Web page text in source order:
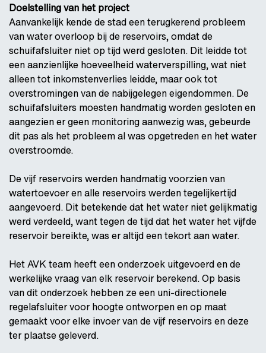
Doelstelling van het project
Aanvankelijk kende de stad een terugkerend probleem
van water overloop bij de reservoirs, omdat de
schuifafsluiter niet op tijd werd gesloten. Dit leidde tot
een aanzienlijke hoeveelheid waterverspilling, wat niet
alleen tot inkomstenverlies leidde, maar ook tot
overstromingen van de nabijgelegen eigendommen. De
schuifafsluiters moesten handmatig worden gesloten en
aangezien er geen monitoring aanwezig was, gebeurde
dit pas als het probleem al was opgetreden en het water
overstroomde.
De vijf reservoirs werden handmatig voorzien van
watertoevoer en alle reservoirs werden tegelijkertijd
aangevoerd. Dit betekende dat het water niet gelijkmatig
werd verdeeld, want tegen de tijd dat het water het vijfde
reservoir bereikte, was er altijd een tekort aan water.
Het AVK team heeft een onderzoek uitgevoerd en de
werkelijke vraag van elk reservoir berekend. Op basis
van dit onderzoek hebben ze een uni-directionele
regelafsluiter voor hoogte ontworpen en op maat
gemaakt voor elke invoer van de vijf reservoirs en deze
ter plaatse geleverd.